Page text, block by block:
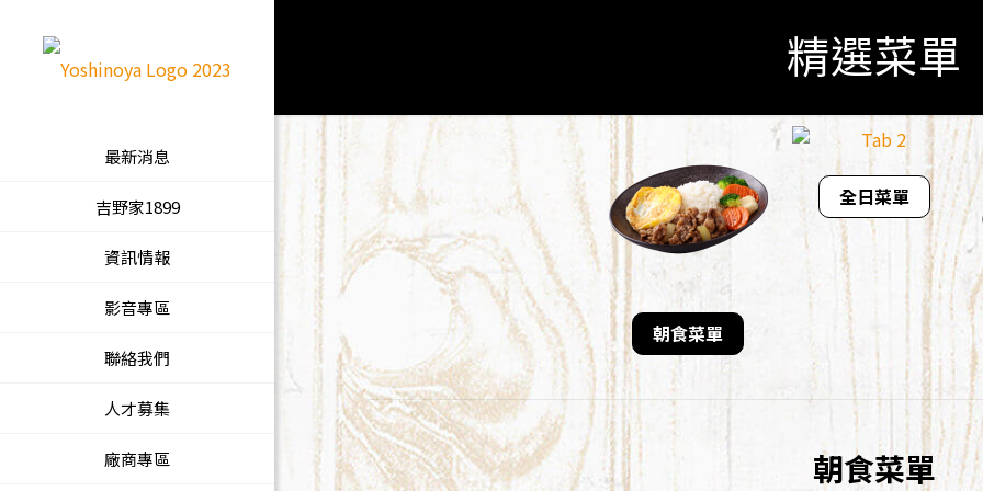
最新消息
吉野家1899
資訊情報
影音專區
聯絡我們
人才募集
廠商專區
精選菜單
朝食菜單
全日菜單
朝食菜單